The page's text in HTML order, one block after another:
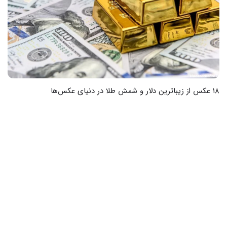
18 عکس از زیباترین دلار و شمش طلا در دنیای عکس‌ها